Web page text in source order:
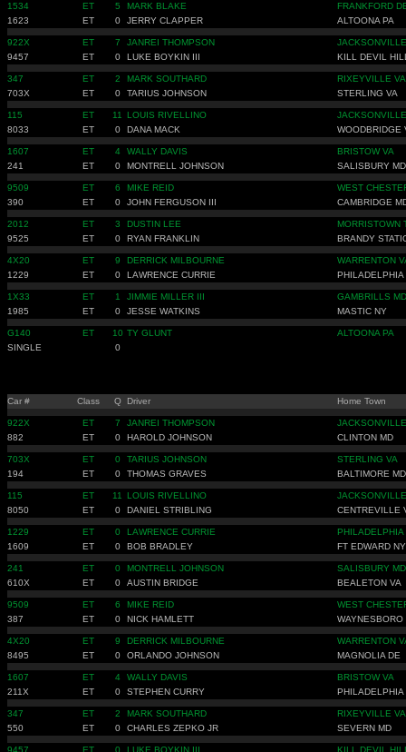
1534 ET 5 MARK BLAKE
FRANKFORD
1623
ET 0 JERRY CLAPPER ALTOONA PA
922X ET 7 JANREI THOMPSON
9457
ET 0 LUKE BOYKIN III KILL DEVIL
347 ET 2 MARK SOUTHARD
RIXEYVILLE VA
703X
ET 0 TARIUS JOHNSON STERLING VA
115 ET 11 LOUIS RIVELLINO
8033
ET 0 DANA MACK WOODBRIDGE
1607 ET 4 WALLY DAVIS
BRISTOW VA
241
ET 0 MONTRELL JOHNSON SALISBURY MD
9509 ET 6 MIKE REID
WEST
390
ET 0 JOHN FERGUSON III CAMBRIDGE
2012 ET 3 DUSTIN LEE
MORRISTOWN
9525
ET 0 RYAN FRANKLIN BRANDY
4X20 ET 9 DERRICK MILBOURNE
WARRENTON
1229
ET 0 LAWRENCE CURRIE PHILADELPHIA
1X33 ET 1 JIMMIE MILLER III
GAMBRILLS MD
1985
ET 0 JESSE WATKINS MASTIC NY
G140 ET 10 TY GLUNT
ALTOONA PA
SINGLE
0
Car # Class Q Driver Home Town
922X ET 7 JANREI THOMPSON
882
ET 0 HAROLD JOHNSON CLINTON MD
703X ET 0 TARIUS JOHNSON
STERLING VA
194
ET 0 THOMAS GRAVES BALTIMORE MD
115 ET 11 LOUIS RIVELLINO
8050
ET 0 DANIEL STRIBLING CENTREVILLE
1229 ET 0 LAWRENCE CURRIE
PHILADELPHIA
1609
ET 0 BOB BRADLEY FT EDWARD NY
241 ET 0 MONTRELL JOHNSON
SALISBURY MD
610X
ET 0 AUSTIN BRIDGE BEALETON VA
9509 ET 6 MIKE REID
WEST
387
ET 0 NICK HAMLETT WAYNESBORO
4X20 ET 9 DERRICK MILBOURNE
WARRENTON
8495
ET 0 ORLANDO JOHNSON MAGNOLIA DE
1607 ET 4 WALLY DAVIS
BRISTOW VA
211X
ET 0 STEPHEN CURRY PHILADELPHIA
347 ET 2 MARK SOUTHARD
RIXEYVILLE VA
550
ET 0 CHARLES ZEPKO JR SEVERN MD
9457 ET 0 LUKE BOYKIN III
KILL DEVIL